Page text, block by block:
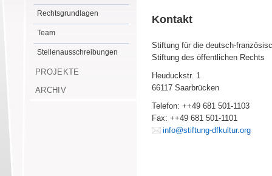
Rechtsgrundlagen
Team
Stellenausschreibungen
PROJEKTE
ARCHIV
Kontakt
Stiftung für die deutsch-
Stiftung des öffentlichen Rechts
Heuduckstr. 1
66117 Saarbrücken
Telefon: ++49 681 501-1103
Fax: ++49 681 501-1101
info@stiftung-dfkultur.org